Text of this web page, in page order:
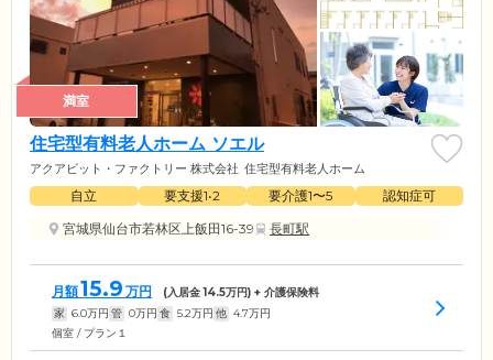
満室
住宅型有料老人ホーム ソエル
アクアビット・ファクトリー 株式会社 住宅型有料老人ホーム
自立 要支援1•2 要介護1〜5
認知症可
宮城県仙台市若林区上飯田16-39
長町駅
月額15.9 万円 (入居金14.5万円) + 介護保険料
家 6.0万円 管 0万円 食 5.2万円 他 4.7万円
個室 / プラン１